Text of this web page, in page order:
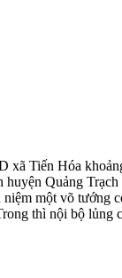
Tiến Hóa
Quảng
một võ tướng
thì nội bộ lủng